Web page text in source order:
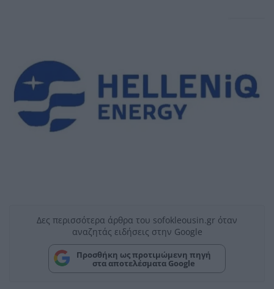
Δες περισσότερα άρθρα του sofokleousin.gr όταν
αναζητάς ειδήσεις στην Google
Προσθήκη ως προτιμώμενη πηγή
στα αποτελέσματα Google